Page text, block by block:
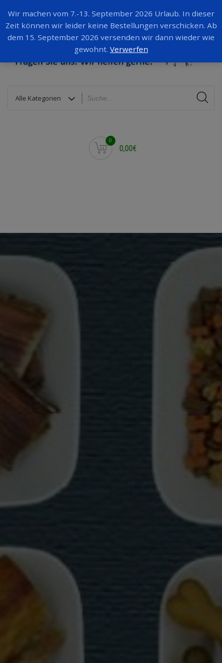
0
0,00€
Wir machen vom 7.-13. September 2026 Urlaub. In dieser
Zeit können wir leider keine Bestellungen verschicken. Ab
dem 15. September 2026 versenden wir dann wieder wie
gewohnt. Verwerfen